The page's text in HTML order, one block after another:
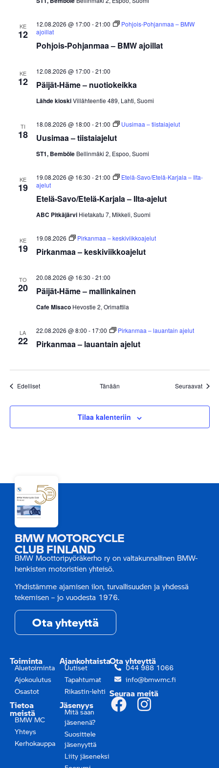
KE
12
Pohjois-Pohjanmaa – BMW ajoillat
12.08.2026 @ 17:00 -21:00
Pohjois-Pohjanmaa – BMW
ajoillat
KE
12 Päijät-Häme – nuotiokeikka
12.08.2026 @ 17:00 -21:00
Lähde kioskiVillähteentie 489, Lahti, Suomi
TI
18 Uusimaa – tiistaiajelut
18.08.2026 @ 18:00 -21:00 Uusimaa – tiistaiajelut
ST1, Bemböle Bellinmäki 2, Espoo, Suomi
KE
19
Etelä-Savo/Etelä-Karjala – Ilta-ajelut
19.08.2026 @ 16:30 -21:00
Etelä-Savo/Etelä-Karjala – Ilta-
ajelut
ABC Pitkäjärvi Hietakatu 7, Mikkeli, Suomi
KE
19 Pirkanmaa – keskiviikkoajelut
19.08.2026 Pirkanmaa – keskiviikkoajelut
TO
20 Päijät-Häme – mallinkainen
20.08.2026 @ 16:30 -21:00
Cafe Misaco Hevostie 2, Orimattila
LA
22 Pirkanmaa – lauantain ajelut
22.08.2026 @ 8:00 - 17:00 Pirkanmaa – lauantain ajelut
EdellisetTapahtumat Tänään Seuraavat
Tilaa kalenteriin
BMW MOTORCYCLE
CLUB FINLAND
BMW Moottoripyöräkerho ry on valtakunnallinen BMW-
henkisten motoristien yhteisö.
Yhdistämme ajamisen ilon, turvallisuuden ja yhdessä
tekemisen – jo vuodesta 1976.
Ota yhteyttä
Toiminta
Aluetoiminta
Ajokoulutus
Osastot
Tietoa
meistä
BMW MC
Yhteys
Kerhokauppa
Ajankohtaista
Uutiset
Tapahtumat
Rikastin-lehti
Jäsenyys
Mitä saan
jäsenenä?
Suosittele
jäsenyyttä
Liity jäseneksi
Ota yhteyttä
044 988 1066
info@bmwmc.fi
Seuraa meitä